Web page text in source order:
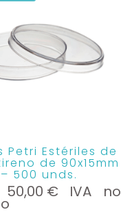
Petri Estériles de
de 90x15mm
– 500 unds.
Le
prix
50,00 €Le
prix
IVA no